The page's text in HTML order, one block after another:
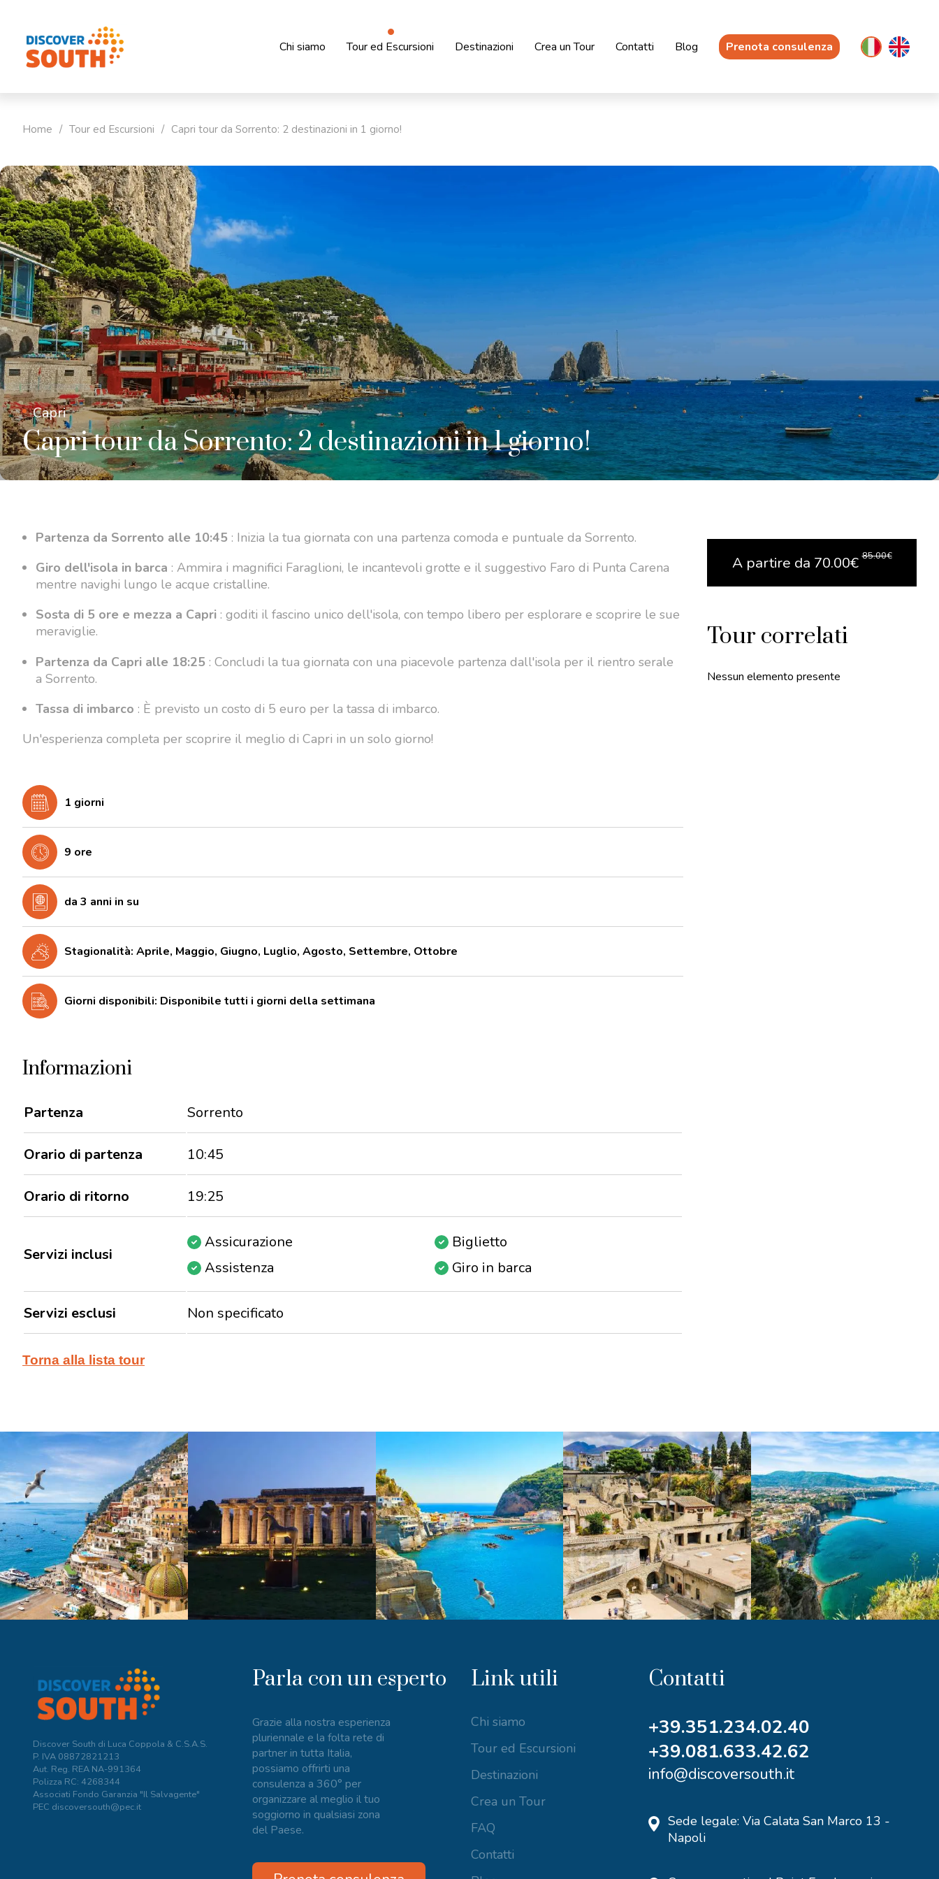
Chi siamo Tour ed Escursioni Destinazioni Crea un Tour Contatti Blog Prenota consulenza
Home / Tour ed Escursioni / Capri tour da Sorrento: 2 destinazioni in 1 giorno!
Capri
Capri tour da Sorrento: 2 destinazioni in 1 giorno!
Partenza da Sorrento alle 10:45 : Inizia la tua giornata con una partenza comoda e puntuale da Sorrento.
Giro dell'isola in barca : Ammira i magnifici Faraglioni, le incantevoli grotte e il suggestivo Faro di Punta Carena
mentre navighi lungo le acque cristalline.
Sosta di 5 ore e mezza a Capri : goditi il ​​fascino unico dell'isola, con tempo libero per esplorare e scoprire le sue
meraviglie.
Partenza da Capri alle 18:25 : Concludi la tua giornata con una piacevole partenza dall'isola per il rientro serale
a Sorrento.
Tassa di imbarco : È previsto un costo di 5 euro per la tassa di imbarco.
Un'esperienza completa per scoprire il meglio di Capri in un solo giorno!
1 giorni
9 ore
da 3 anni in su
Stagionalità: Aprile, Maggio, Giugno, Luglio, Agosto, Settembre, Ottobre
Giorni disponibili: Disponibile tutti i giorni della settimana
Informazioni
Partenza Sorrento
Orario di partenza 10:45
Orario di ritorno 19:25
Servizi inclusi
Assicurazione
Biglietto
Assistenza
Giro in barca
Servizi esclusi Non specificato
Torna alla lista tour
A partire da 70.00€ 85.00€
Tour correlati
Nessun elemento presente
Discover South di Luca Coppola & C.S.A.S.
P. IVA 08872821213
Aut. Reg. REA NA-991364
Polizza RC: 4268344
Associati Fondo Garanzia "Il Salvagente"
PEC discoversouth@pec.it
Parla con un esperto
Grazie alla nostra esperienza
pluriennale e la folta rete di
partner in tutta Italia,
possiamo offrirti una
consulenza a 360° per
organizzare al meglio il tuo
soggiorno in qualsiasi zona
del Paese.
Link utili
Chi siamo
Tour ed Escursioni
Destinazioni
Crea un Tour
FAQ
Contatti
Contatti
+39.351.234.02.40
+39.081.633.42.62
info@discoversouth.it
Sede legale: Via Calata San Marco 13 -
Napoli